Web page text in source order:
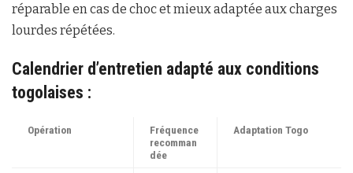
réparable en cas de choc et mieux adaptée aux charges
lourdes répétées.
Calendrier d’entretien adapté aux conditions
togolaises :
Opération
Fréquence
recomman
dée
Adaptation Togo